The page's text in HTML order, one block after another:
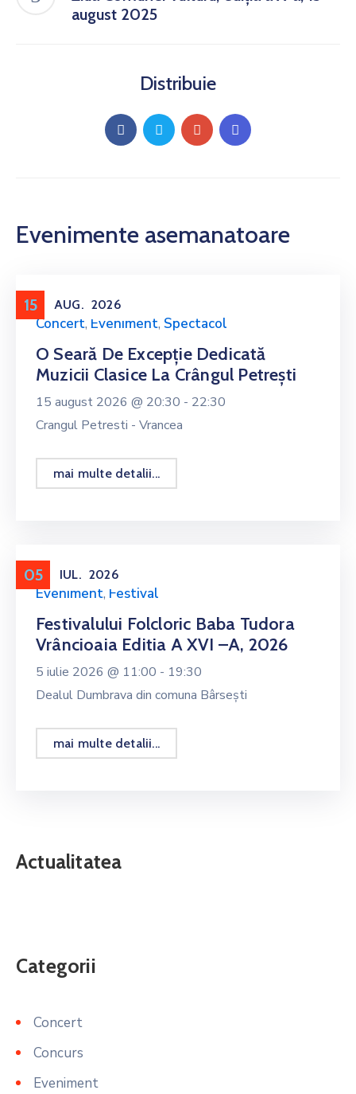
august 2025
Distribuie
Evenimente asemanatoare
15 AUG. 2026
Concert, Eveniment, Spectacol
O Seară De Excepție Dedicată
Muzicii Clasice La Crângul Petrești
15 august 2026 @ 20:30 - 22:30
Crangul Petresti - Vrancea
mai multe detalii...
05 IUL. 2026
Eveniment, Festival
Festivalului Folcloric Baba Tudora
Vrâncioaia Editia A XVI –a, 2026
5 iulie 2026 @ 11:00 - 19:30
Dealul Dumbrava din comuna Bârsești
mai multe detalii...
Actualitatea
Categorii
Concert
Concurs
Eveniment